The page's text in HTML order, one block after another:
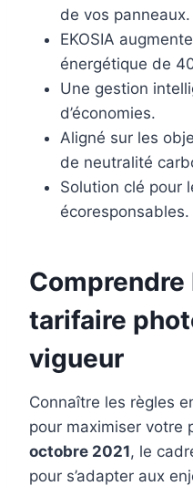
de vos panneaux.
EKOSIA
énergétique de
Une gestion
d’économies.
Aligné sur les
de neutralité
Solution clé pour
écoresponsables.
Comprendre
tarifaire
vigueur
Connaître les règles
pour maximiser votre
octobre 2021, le
pour s’adapter aux